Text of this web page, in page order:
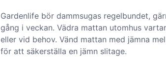
Gardenlife bör dammsugas regelbundet,
gång i veckan. Vädra mattan utomhus
eller vid behov. Vänd mattan med jämna
för att säkerställa en jämn slitage.